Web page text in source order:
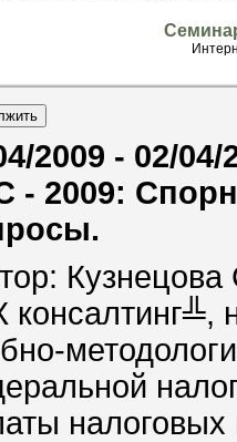
2009 - 02/04/
- 2009:
консалтинг╩,
налоговых